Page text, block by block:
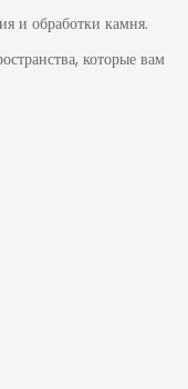
и обработки камня.
которые вам